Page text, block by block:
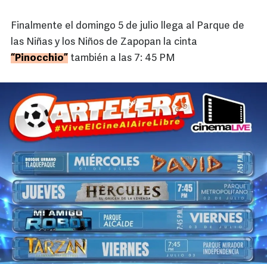
Finalmente el domingo 5 de julio llega al Parque de
las Niñas y los Niños de Zapopan la cinta
“Pinocchio” también a las 7: 45 PM